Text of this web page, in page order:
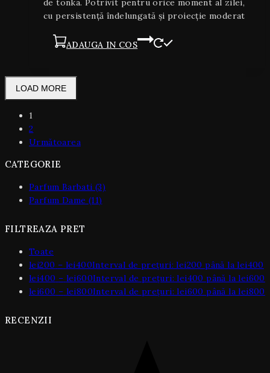
de tonka. Potrivit pentru orice moment al zilei,
cu persistență îndelungată și proiecție moderat
ADAUGA IN COS
LOAD MORE
1
2
Următoarea
CATEGORIE
Parfum Barbati(3)
Parfum Dame (11)
FILTREAZA PRET
Toate
lei200 – lei400Interval de prețuri: lei200 până la lei400
lei400 – lei600Interval de prețuri: lei400 până la lei600
lei600 – lei800Interval de prețuri: lei600 până la lei800
RECENZII